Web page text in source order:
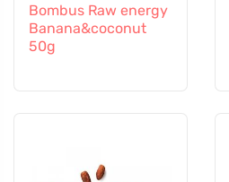
Bombus Raw energy
Banana&coconut
50g